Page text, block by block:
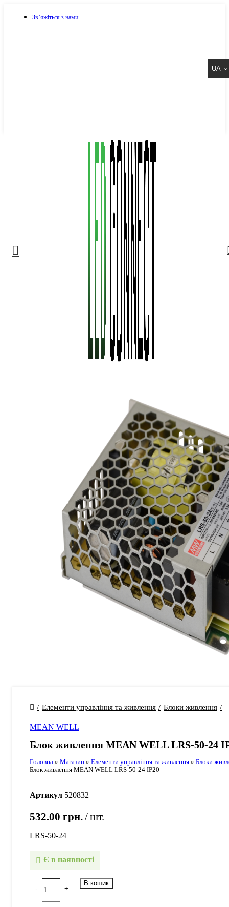
Зв’яжіться з нами
UA
Елементи управління та живлення Блоки живлення
MEAN WELL
Блок живлення MEAN WELL LRS-50-24
Головна » Магазин » Елементи управління та живлення » Блоки
Блок живлення MEAN WELL LRS-50-24 IP20
Артикул 520832
532.00 грн. шт.
LRS-50-24
Є в наявності
В кошик